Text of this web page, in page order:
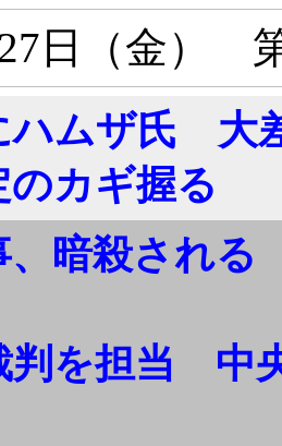
27日（金）
ハムザ氏 大
カギ握る
、暗殺され
を担当 中